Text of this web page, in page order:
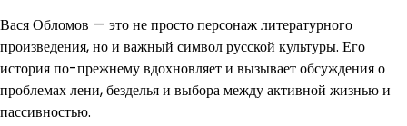
Вася Обломов — это не просто персонаж литературного
произведения, но и важный символ русской культуры. Его
история по-прежнему вдохновляет и вызывает обсуждения о
проблемах лени, безделья и выбора между активной жизнью и
пассивностью.